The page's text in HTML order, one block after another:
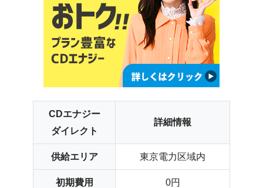
CDエナジー
ダイレクト
詳細情報
供給エリア 東京電力区域内
初期費用 0円